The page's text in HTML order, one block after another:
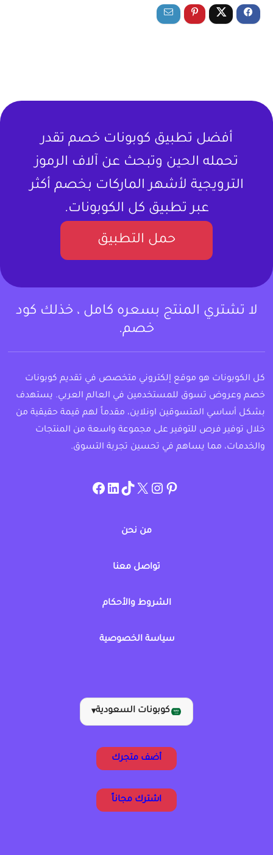
أفضل تطبيق كوبونات خصم تقدر
تحمله الحين وتبحث عن آلاف الرموز
الترويجية لأشهر الماركات بخصم أكثر
عبر تطبيق كل الكوبونات.
حمل التطبيق
لا تشتري المنتج بسعره كامل ، خذلك كود
خصم.
كل الكوبونات هو موقع إلكتروني متخصص في تقديم كوبونات
خصم وعروض تسوق للمستخدمين في العالم العربي. يستهدف
بشكل أساسي المتسوقين اونلاين، مقدماً لهم قيمة حقيقية من
خلال توفير فرص للتوفير على مجموعة واسعة من المنتجات
والخدمات، مما يساهم في تحسين تجربة التسوق.
pinterest
allcouponat
twitter
TikTok
linkedin
facebook
من نحن
تواصل معنا
الشروط والأحكام
سياسة الخصوصية
كوبونات السعودية▾
أضف متجرك
اشترك مجاناً